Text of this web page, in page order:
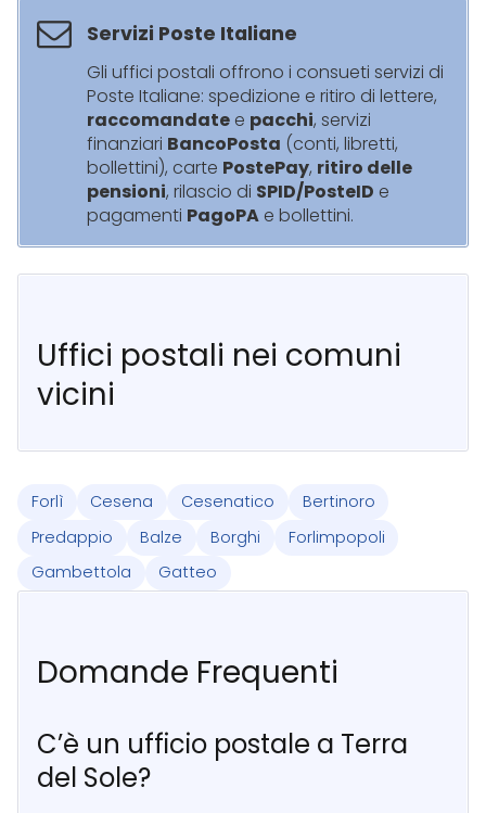
Servizi Poste Italiane
Gli uffici postali offrono i consueti servizi di
Poste Italiane: spedizione e ritiro di lettere,
raccomandate e pacchi, servizi
finanziari BancoPosta (conti, libretti,
bollettini), carte PostePay, ritiro delle
pensioni, rilascio di SPID/PosteID e
pagamenti PagoPA e bollettini.
Uffici postali nei comuni
vicini
Forlì Cesena Cesenatico
Bertinoro
Predappio
Balze Borghi
Forlimpopoli
Gambettola
Gatteo
Domande Frequenti
C’è un ufficio postale a Terra
del Sole?